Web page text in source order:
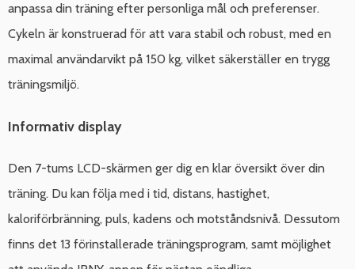
anpassa din träning efter personliga mål och preferenser.
Cykeln är konstruerad för att vara stabil och robust, med en
maximal användarvikt på 150 kg, vilket säkerställer en trygg
träningsmiljö.
Informativ display
Den 7-tums LCD-skärmen ger dig en klar översikt över din
träning. Du kan följa med i tid, distans, hastighet,
kaloriförbränning, puls, kadens och motståndsnivå. Dessutom
finns det 13 förinstallerade träningsprogram, samt möjlighet